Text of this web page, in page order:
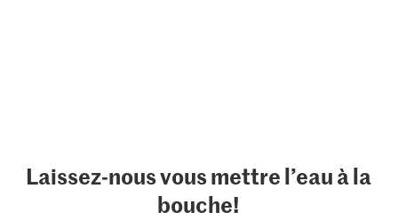
Laissez-nous vous mettre l’eau à la
bouche!